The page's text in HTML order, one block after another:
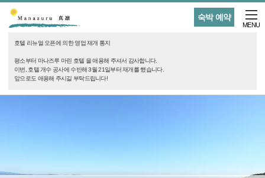
숙박 예약
MENU
호텔 리뉴얼 오픈에 의한 영업 재개 통지
평소부터 마나즈루 마린 호텔 을 애용해 주셔서 감사합니다.
이번, 호텔 개수 공사에 수반해 3월 21일부터 재개를 했습니다.
앞으로도 애용해 주시길 부탁드립니다!